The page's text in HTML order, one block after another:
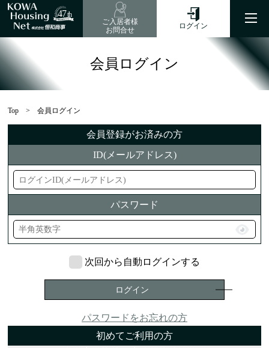
47th
ご入居者様
お問合せ
ログイン
会員ログイン
Top 会員ログイン
会員登録がお済みの方
ID(メールアドレス)
パスワード
次回から自動ログインする
パスワードをお忘れの方
初めてご利用の方